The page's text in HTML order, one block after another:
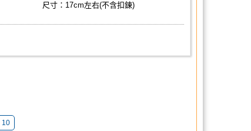
尺寸：17cm左右(不含扣鍊)
10